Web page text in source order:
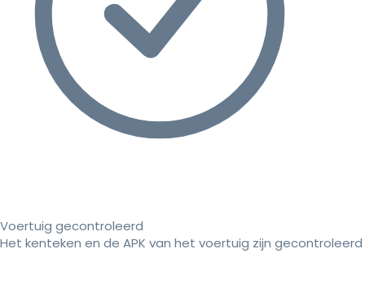
Voertuig gecontroleerd
Het kenteken en de APK van het voertuig zijn gecontroleerd